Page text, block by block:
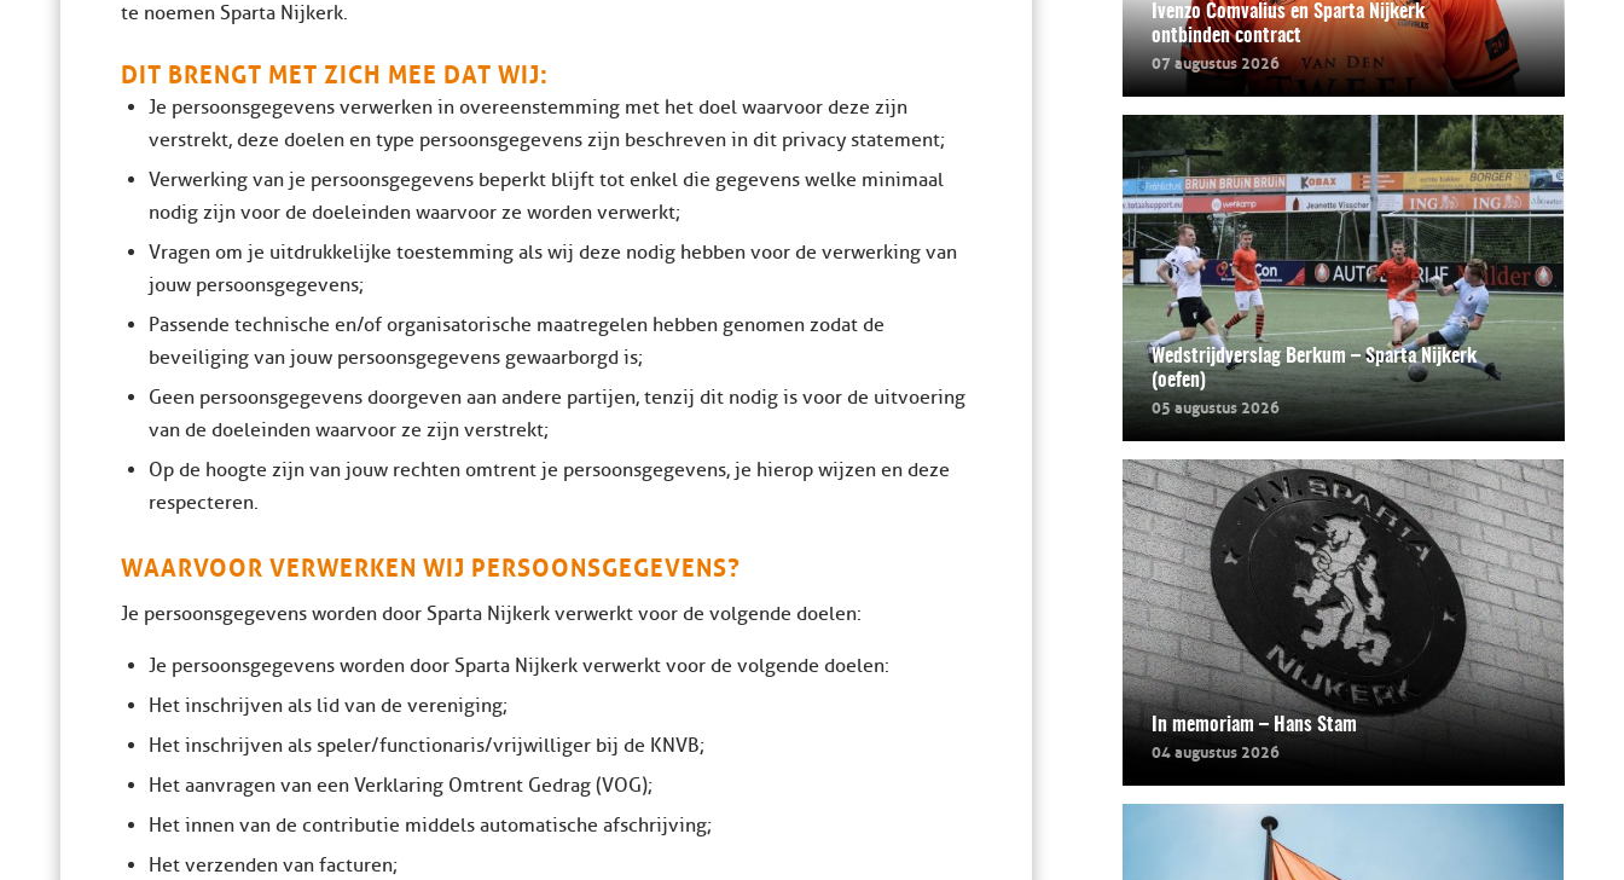
te noemen Sparta Nijkerk.
DIT BRENGT MET ZICH MEE DAT WIJ:
Je persoonsgegevens verwerken in overeenstemming met het doel waarvoor deze zijn
verstrekt, deze doelen en type persoonsgegevens zijn beschreven in dit privacy statement;
Verwerking van je persoonsgegevens beperkt blijft tot enkel die gegevens welke minimaal
nodig zijn voor de doeleinden waarvoor ze worden verwerkt;
Vragen om je uitdrukkelijke toestemming als wij deze nodig hebben voor de verwerking van
jouw persoonsgegevens;
Passende technische en/of organisatorische maatregelen hebben genomen zodat de
beveiliging van jouw persoonsgegevens gewaarborgd is;
Geen persoonsgegevens doorgeven aan andere partijen, tenzij dit nodig is voor de uitvoering
van de doeleinden waarvoor ze zijn verstrekt;
Op de hoogte zijn van jouw rechten omtrent je persoonsgegevens, je hierop wijzen en deze
respecteren.
WAARVOOR VERWERKEN WIJ PERSOONSGEGEVENS?
Je persoonsgegevens worden door Sparta Nijkerk verwerkt voor de volgende doelen:
Je persoonsgegevens worden door Sparta Nijkerk verwerkt voor de volgende doelen:
Het inschrijven als lid van de vereniging;
Het inschrijven als speler/functionaris/vrijwilliger bij de KNVB;
Het aanvragen van een Verklaring Omtrent Gedrag (VOG);
Het innen van de contributie middels automatische afschrijving;
Het verzenden van facturen;
Ivenzo Comvalius en Sparta Nijkerk
ontbinden contract
07 augustus 2026
Wedstrijdverslag Berkum – Sparta Nijkerk
(oefen)
05 augustus 2026
In memoriam – Hans Stam
04 augustus 2026